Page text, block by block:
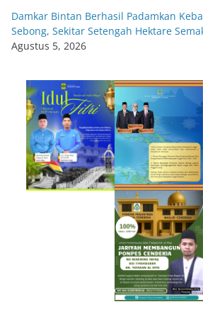
Damkar Bintan Berhasil Padamkan
Sebong, Sekitar Setengah Hektare
Agustus 5, 2026